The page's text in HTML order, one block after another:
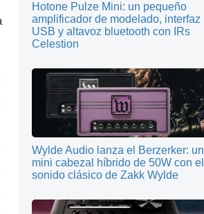
Hotone Pulze Mini: un pequeño
amplificador de modelado, interfaz
USB y altavoz bluetooth con IRs
Celestion
Wylde Audio lanza el Berzerker: un
mini cabezal híbrido de 50W con el
sonido clásico de Zakk Wylde